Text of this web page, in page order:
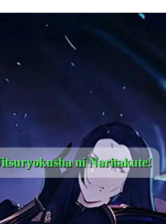
ni Naritakute!